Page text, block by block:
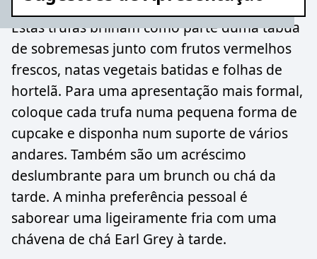
Estas trufas brilham como parte duma tábua
de sobremesas junto com frutos vermelhos
frescos, natas vegetais batidas e folhas de
hortelã. Para uma apresentação mais formal,
coloque cada trufa numa pequena forma de
cupcake e disponha num suporte de vários
andares. Também são um acréscimo
deslumbrante para um brunch ou chá da
tarde. A minha preferência pessoal é
saborear uma ligeiramente fria com uma
chávena de chá Earl Grey à tarde.